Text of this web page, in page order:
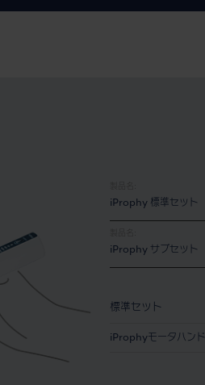
iProphy 標準セット
iProphy サブセット
標準セット
iProphyモータハンド